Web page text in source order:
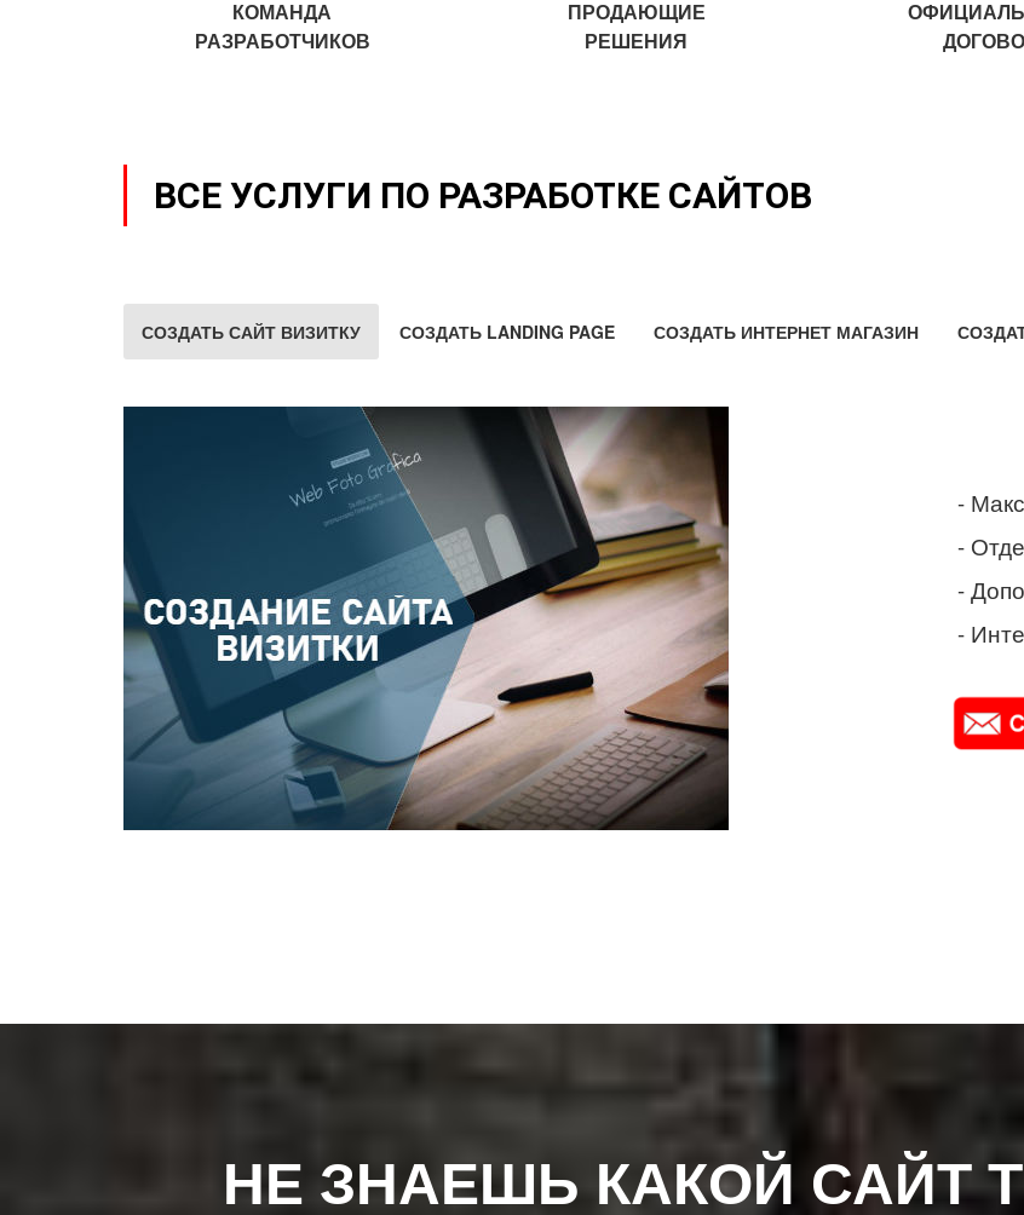
КОМАНДА
РАЗРАБОТЧИКОВ
ПРОДАЮЩИЕ
РЕШЕНИЯ
ВСЕ УСЛУГИ ПО РАЗРАБОТКЕ САЙТОВ
СОЗДАТЬ САЙТ ВИЗИТКУ СОЗДАТЬ LANDING PAGE СОЗДАТЬ ИНТЕРНЕТ МАГАЗИН
-
-
-
-
НЕ ЗНАЕШЬ КАКОЙ САЙТ